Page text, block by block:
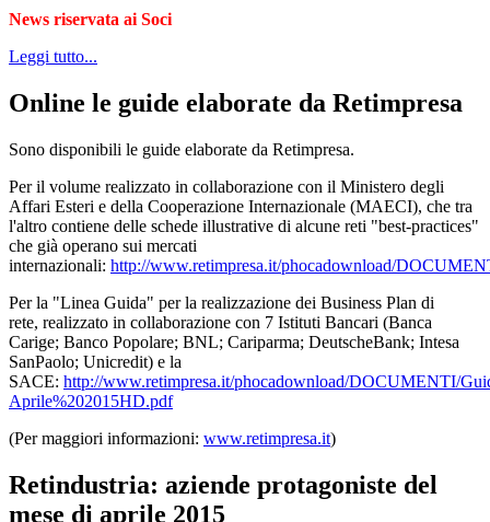
News riservata ai Soci
Leggi tutto...
Online le guide elaborate da Retimpresa
Sono disponibili le guide elaborate da Retimpresa.
Per il volume realizzato in collaborazione con il Ministero degli
Affari Esteri e della Cooperazione Internazionale (MAECI), che tra
l'altro contiene delle schede illustrative di alcune reti "best-practices"
che già operano sui mercati
internazionali: http://www.retimpresa.it/phocadownload/
Per la "Linea Guida" per la realizzazione dei Business Plan di
rete, realizzato in collaborazione con 7 Istituti Bancari (Banca
Carige; Banco Popolare; BNL; Cariparma; DeutscheBank; Intesa
SanPaolo; Unicredit) e la
SACE: http://www.retimpresa.it/phocadownload/DOCUMENTI/
Aprile%202015HD.pdf
(Per maggiori informazioni: www.retimpresa.it)
Retindustria: aziende protagoniste del
mese di aprile 2015